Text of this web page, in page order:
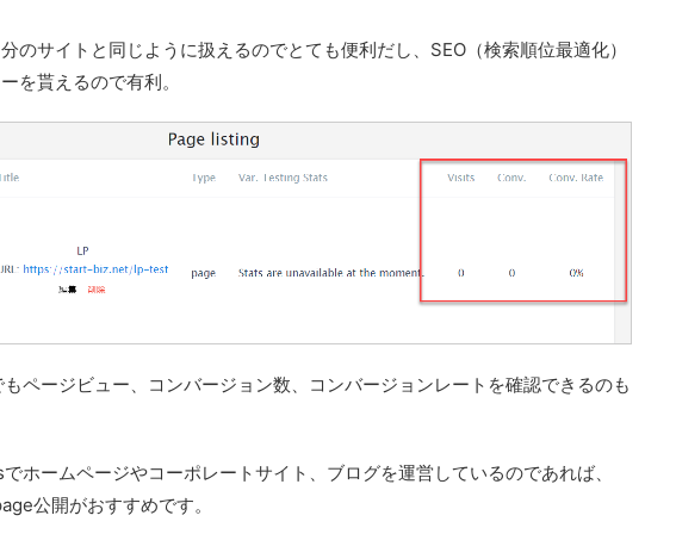
のサイトと同じように扱えるのでとても便利だし、SEO（検索順位最適化）
を貰えるので有利。
ページビュー、コンバージョン数、コンバージョンレートを確認できるのも
ホームページやコーポレートサイト、ブログを運営しているのであれば、
公開がおすすめです。